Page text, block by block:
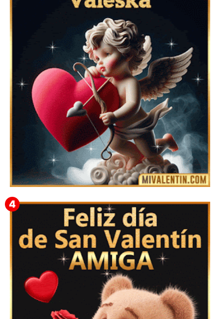
Feliz San Valentín Delsy
Feliz San Valentín Valeska